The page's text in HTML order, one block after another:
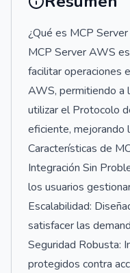
¿Qué es MCP
MCP Server AWS
facilitar operaciones
AWS, permitiendo a
utilizar el Protocolo
eficiente, mejorando
Características de
Integración Sin
los usuarios
Escalabilidad:
satisfacer las
Seguridad Robusta:
protegidos contra